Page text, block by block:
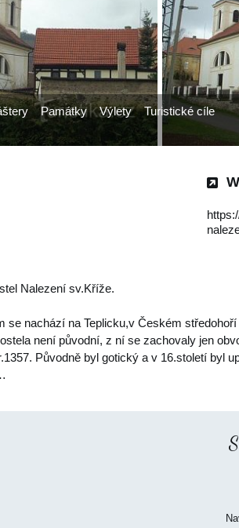
Nalezení sv.Kříže.
se nachází na Teplicku,v Českém
není původní, z ní se zachovaly jen
Původně byl gotický a v 16.století byl
Památky Výlety Turistické cíle